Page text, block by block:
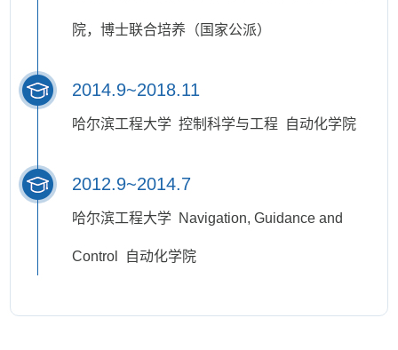
院，博士联合培养（国家公派）
2014.9~2018.11
哈尔滨工程大学 控制科学与工程 自动化学院
2012.9~2014.7
哈尔滨工程大学 Navigation, Guidance and
Control 自动化学院